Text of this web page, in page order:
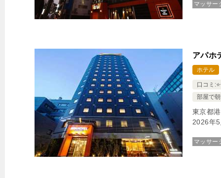
マッサー
アパホ
ホテル
口コミ
部屋で
東京都
2026年
マッサー